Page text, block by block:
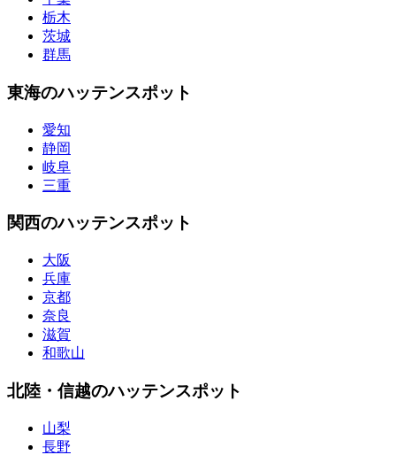
栃木
茨城
群馬
東海のハッテンスポット
愛知
静岡
岐阜
三重
関西のハッテンスポット
大阪
兵庫
京都
奈良
滋賀
和歌山
北陸・信越のハッテンスポット
山梨
長野